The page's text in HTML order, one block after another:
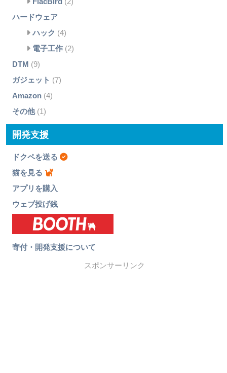
ハードウェア
ハック (4)
電子工作(2)
DTM (9)
ガジェット (7)
Amazon(4)
その他(1)
開発支援
ドクペを送る
猫を見る
アプリを購入
ウェブ投げ銭
寄付・開発支援について
スポンサーリンク